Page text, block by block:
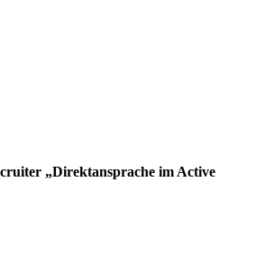
„Direktansprache im Active